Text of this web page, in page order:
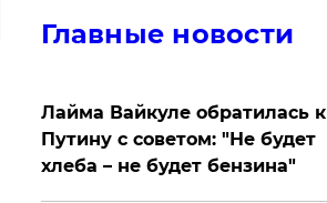
Главные новости
Лайма Вайкуле обратилась к
Путину с советом: "Не будет
хлеба – не будет бензина"